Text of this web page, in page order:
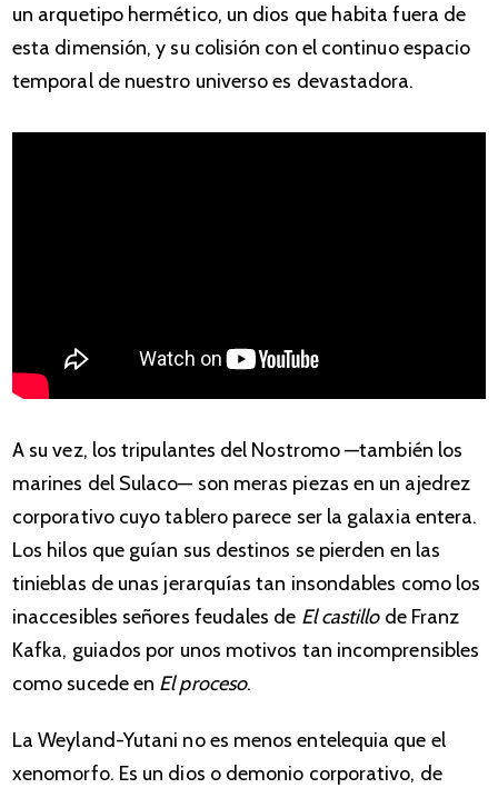
un arquetipo hermético, un dios que habita fuera de
esta dimensión, y su colisión con el continuo espacio
temporal de nuestro universo es devastadora.
A su vez, los tripulantes del Nostromo —también los
marines del Sulaco— son meras piezas en un ajedrez
corporativo cuyo tablero parece ser la galaxia entera.
Los hilos que guían sus destinos se pierden en las
tinieblas de unas jerarquías tan insondables como los
inaccesibles señores feudales de El castillode Franz
Kafka, guiados por unos motivos tan incomprensibles
como sucede en El proceso.
La Weyland-Yutani no es menos entelequia que el
xenomorfo. Es un dios o demonio corporativo, de